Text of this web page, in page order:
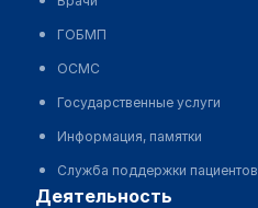
ГОБМП
ОСМС
Государственные услуги
Информация, памятки
Служба поддержки пациентов
деятельность